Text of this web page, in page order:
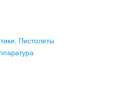
Пистолеты